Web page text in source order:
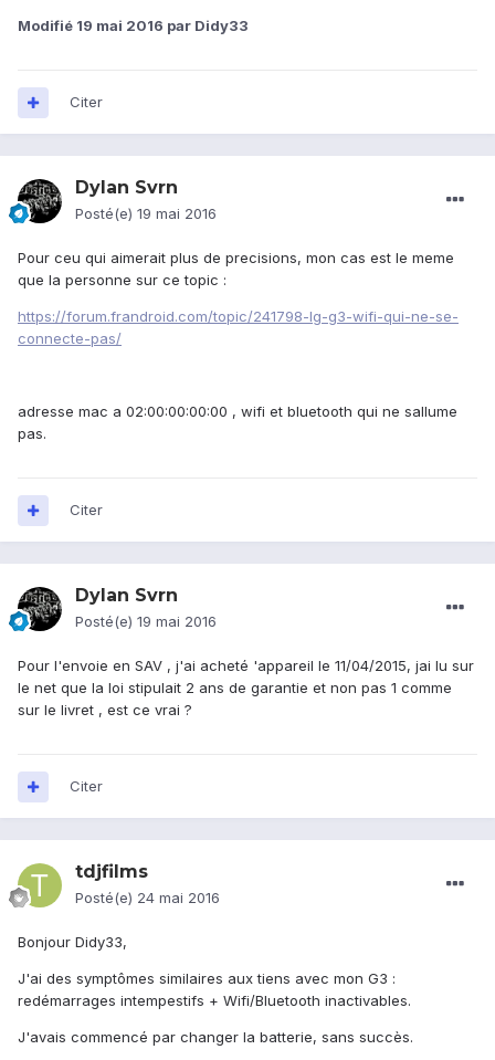
Modifié 19 mai 2016 par Didy33
Citer
Dylan Svrn
Posté(e) 19 mai 2016
Pour ceu qui aimerait plus de precisions, mon cas est le meme
que la personne sur ce topic :
https://forum.frandroid.com/topic/241798-lg-g3-wifi-qui-ne-se-
connecte-pas/
adresse mac a 02:00:00:00:00 , wifi et bluetooth qui ne sallume
pas.
Citer
Dylan Svrn
Posté(e) 19 mai 2016
Pour l'envoie en SAV , j'ai acheté 'appareil le 11/04/2015, jai lu sur
le net que la loi stipulait 2 ans de garantie et non pas 1 comme
sur le livret , est ce vrai ?
Citer
tdjfilms
Posté(e) 24 mai 2016
Bonjour Didy33,
J'ai des symptômes similaires aux tiens avec mon G3 :
redémarrages intempestifs + Wifi/Bluetooth inactivables.
J'avais commencé par changer la batterie, sans succès.